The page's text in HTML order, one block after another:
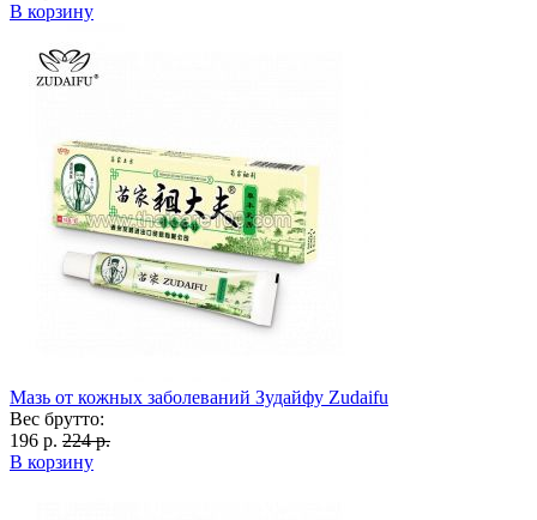
В корзину
Мазь от кожных заболеваний Зудайфу Zudaifu
Вес брутто:
196 р. 224 р.
В корзину